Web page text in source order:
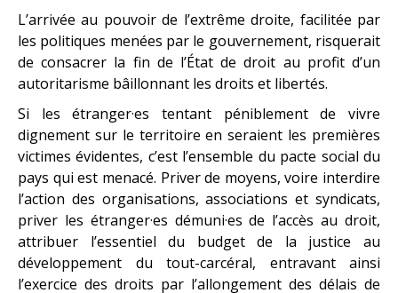
L’arrivée au pouvoir de l’extrême droite, facilitée par
les politiques menées par le gouvernement, risquerait
de consacrer la fin de l’État de droit au profit d’un
autoritarisme bâillonnant les droits et libertés.
Si les étranger·es tentant péniblement de vivre
dignement sur le territoire en seraient les premières
victimes évidentes, c’est l’ensemble du pacte social du
pays qui est menacé. Priver de moyens, voire interdire
l’action des organisations, associations et syndicats,
priver les étranger·es démuni·es de l’accès au droit,
attribuer l’essentiel du budget de la justice au
développement du tout-carcéral, entravant ainsi
l’exercice des droits par l’allongement des délais de